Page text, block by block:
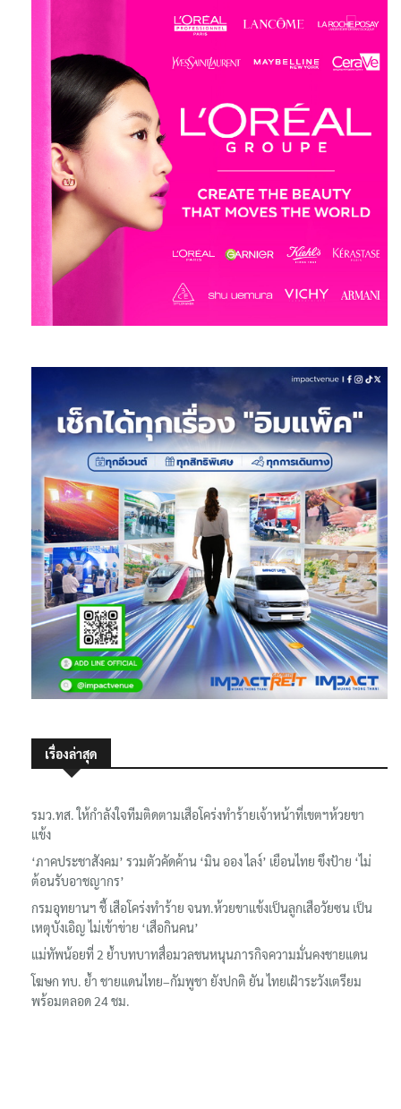
เรื่องล่าสุด
รมว.ทส. ให้กำลังใจทีมติดตามเสือโคร่งทำร้ายเจ้าหน้าที่เขตฯห้วยขา
แข้ง
‘ภาคประชาสังคม’ รวมตัวคัดค้าน ‘มิน ออง ไลง์’ เยือนไทย ขึงป้าย ‘ไม่
ต้อนรับอาชญากร’
กรมอุทยานฯ ชี้ เสือโคร่งทำร้าย จนท.ห้วยขาแข้งเป็นลูกเสือวัยซน เป็น
เหตุบังเอิญ ไม่เข้าข่าย ‘เสือกินคน’
แม่ทัพน้อยที่ 2 ย้ำบทบาทสื่อมวลชนหนุนภารกิจความมั่นคงชายแดน
โฆษก ทบ. ย้ำ ชายแดนไทย–กัมพูชา ยังปกติ ยัน ไทยเฝ้าระวังเตรียม
พร้อมตลอด 24 ชม.